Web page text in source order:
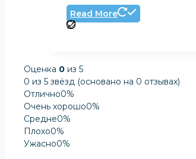
Read More
Оценка 0 из 5
0 из 5 звёзд (основано на 0 отзывах)
Отлично0%
Очень хорошо0%
Средне0%
Плохо0%
Ужасно0%